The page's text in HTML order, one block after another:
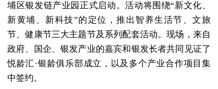
埔区银发链产业园正式启动。活动将围绕“新文化、
新黄埔、新科技”的定位，推出智养生活节、文旅
节、健康节三大主题节及系列配套活动。现场，来自
政府、国企、银发产业的嘉宾和银发长者共同见证了
悦龄汇·银龄俱乐部成立，以及多个产业合作项目集
中签约。